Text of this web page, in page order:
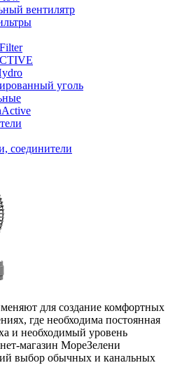
вентилятр
уголь
соединители
для создание комфортных
где необходима постоянная
и необходимый уровень
магазин МореЗелени
выбор обычных и канальных